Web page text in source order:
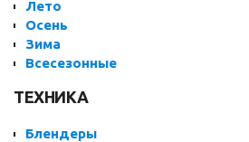
Лето
Осень
Зима
Всесезонные
ТЕХНИКА
Блендеры